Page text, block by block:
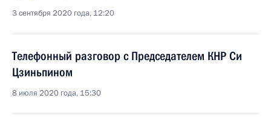
3 сентября 2020 года, 12:20
Телефонный разговор с Председателем КНР Си
Цзиньпином
8 июля 2020 года, 15:30